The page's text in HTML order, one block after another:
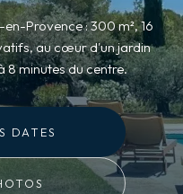
Provence : 300 m², 16
au cœur d'un jardin
minutes du centre.
DATES